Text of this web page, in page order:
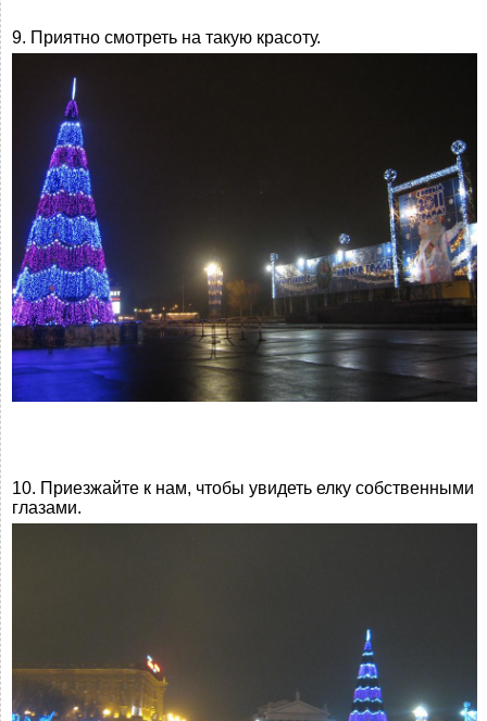
9. Приятно смотреть на такую красоту.
10. Приезжайте к нам, чтобы увидеть елку собственными
глазами.